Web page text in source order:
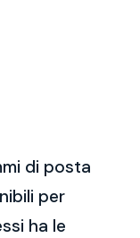
di posta
per
ha le